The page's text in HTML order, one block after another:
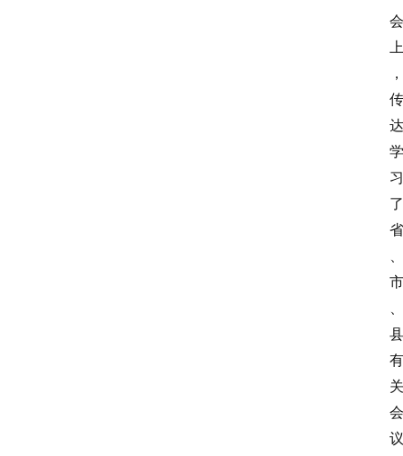
会
上
，
传
达
学
习
了
省
市
县
有
关
会
议